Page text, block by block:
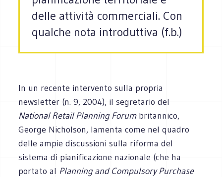
delle attività commerciali. Con
qualche nota introduttiva (f.b.)
In un recente intervento sulla propria
newsletter (n. 9, 2004), il segretario del
National Retail Planning Forumbritannico,
George Nicholson, lamenta come nel quadro
delle ampie discussioni sulla riforma del
sistema di pianificazione nazionale (che ha
portato al Planning and Compulsory Purchase